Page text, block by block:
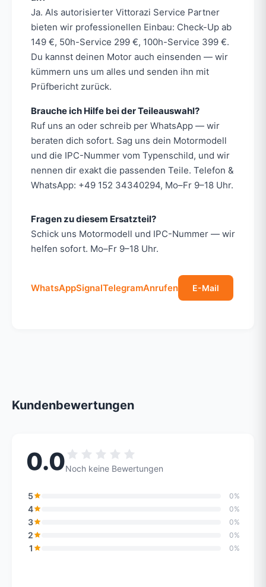
Ja. Als autorisierter Vittorazi Service Partner
bieten wir professionellen Einbau: Check-Up ab
149 €, 50h-Service 299 €, 100h-Service 399 €.
Du kannst deinen Motor auch einsenden — wir
kümmern uns um alles und senden ihn mit
Prüfbericht zurück.
Brauche ich Hilfe bei der Teileauswahl?
Ruf uns an oder schreib per WhatsApp — wir
beraten dich sofort. Sag uns dein Motormodell
und die IPC-Nummer vom Typenschild, und wir
nennen dir exakt die passenden Teile. Telefon &
WhatsApp: +49 152 34340294, Mo–Fr 9–18 Uhr.
Fragen zu diesem Ersatzteil?
Schick uns Motormodell und IPC-Nummer — wir
helfen sofort. Mo–Fr 9–18 Uhr.
WhatsAppSignalTelegramAnrufen E-Mail
Kundenbewertungen
0.0Noch keine Bewertungen
5 0%
4 0%
3 0%
2 0%
1 0%